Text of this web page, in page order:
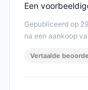
Gepubliceerd op
na een aankoop
Een
Vertaalde